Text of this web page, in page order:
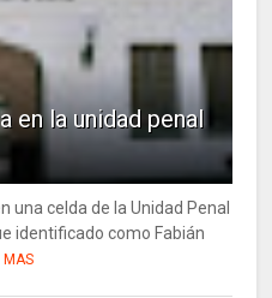
en la unidad penal
una celda de la Unidad Penal
identificado como Fabián
MAS